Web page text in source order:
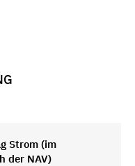
Strom (im
der NAV)